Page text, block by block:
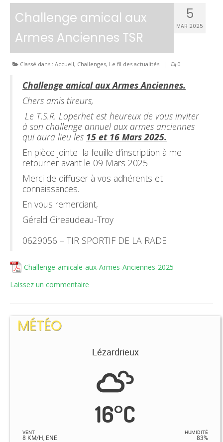
5
MAR 2025
Challenge amical aux
Armes Anciennes TSR
Classé dans : Accueil, Challenges, Le fil des actualités | 0
Challenge amical aux Armes Anciennes.
Chers amis tireurs,
Le T.S.R. Loperhet est heureux de vous inviter
à son challenge annuel aux armes anciennes
qui aura lieu les 15 et 16 Mars 2025.
En pièce jointe la feuille d’inscription à me
retourner avant le 09 Mars 2025
Merci de diffuser à vos adhérents et
connaissances.
En vous remerciant,
Gérald Gireaudeau-Troy
0629056 – TIR SPORTIF DE LA RADE
Challenge-amicale-aux-Armes-Anciennes-2025
Laissez un commentaire
MÉTÉO
Lézardrieux
16°C
VENT
8 KM/H, ENE
HUMIDITÉ
83%